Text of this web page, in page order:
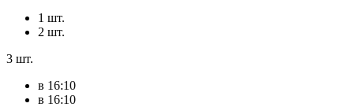
1 шт.
2 шт.
3 шт.
в 16:10
в 16:10